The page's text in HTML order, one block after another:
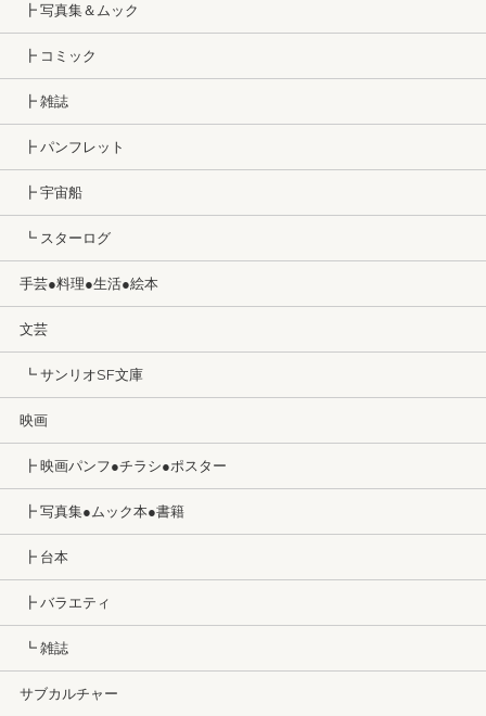
┣ 写真集＆ムック
┣ コミック
┣ 雑誌
┣ パンフレット
┣ 宇宙船
┗ スターログ
手芸●料理●生活●絵本
文芸
┗ サンリオSF文庫
映画
┣ 映画パンフ●チラシ●ポスター
┣ 写真集●ムック本●書籍
┣ 台本
┣ バラエティ
┗ 雑誌
サブカルチャー